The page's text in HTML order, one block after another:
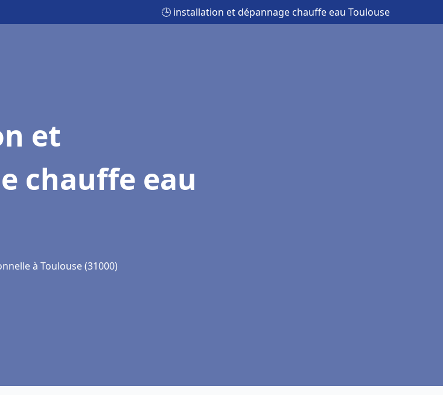
🕒 installation et dépannage chauffe eau Toulouse
et
chauffe eau
à Toulouse (31000)